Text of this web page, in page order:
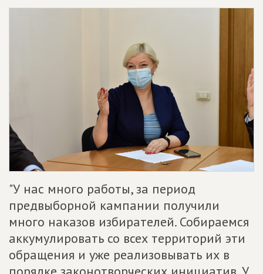
"У нас много работы, за период
предвыборной кампании получили
много наказов избирателей. Собираемся
аккумулировать со всех территорий эти
обращения и уже реализовывать их в